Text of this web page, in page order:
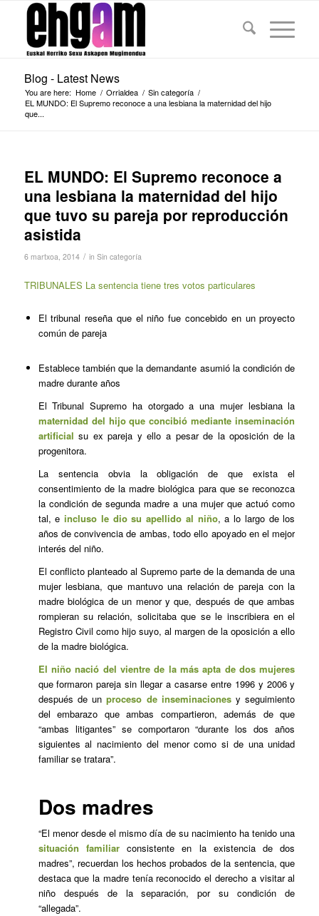
Blog - Latest News
You are here: Home / Orrialdea / Sin categoría /
EL MUNDO: El Supremo reconoce a una lesbiana la maternidad del hijo
que...
EL MUNDO: El Supremo reconoce a
una lesbiana la maternidad del hijo
que tuvo su pareja por reproducción
asistida
6 martxoa, 2014 / in Sin categoría
TRIBUNALES La sentencia tiene tres votos particulares
El tribunal reseña que el niño fue concebido en un proyecto
común de pareja
Establece también que la demandante asumió la condición de
madre durante años
El Tribunal Supremo ha otorgado a una mujer lesbiana la
maternidad del hijo que concibió mediante inseminación
artificial su ex pareja y ello a pesar de la oposición de la
progenitora.
La sentencia obvia la obligación de que exista el
consentimiento de la madre biológica para que se reconozca
la condición de segunda madre a una mujer que actuó como
tal, eincluso le dio su apellido al niño, a lo largo de los
años de convivencia de ambas, todo ello apoyado en el mejor
interés del niño.
El conflicto planteado al Supremo parte de la demanda de una
mujer lesbiana, que mantuvo una relación de pareja con la
madre biológica de un menor y que, después de que ambas
rompieran su relación, solicitaba que se le inscribiera en el
Registro Civil como hijo suyo, al margen de la oposición a ello
de la madre biológica.
El niño nació del vientre de la más apta de dos mujeres
que formaron pareja sin llegar a casarse entre 1996 y 2006 y
después de unproceso de inseminacionesy seguimiento
del embarazo que ambas compartieron, además de que
“ambas litigantes” se comportaron “durante los dos años
siguientes al nacimiento del menor como si de una unidad
familiar se tratara”.
Dos madres
“El menor desde el mismo día de su nacimiento ha tenido una
situación familiarconsistente en la existencia de dos
madres”, recuerdan los hechos probados de la sentencia, que
destaca que la madre tenía reconocido el derecho a visitar al
niño después de la separación, por su condición de
“allegada”.